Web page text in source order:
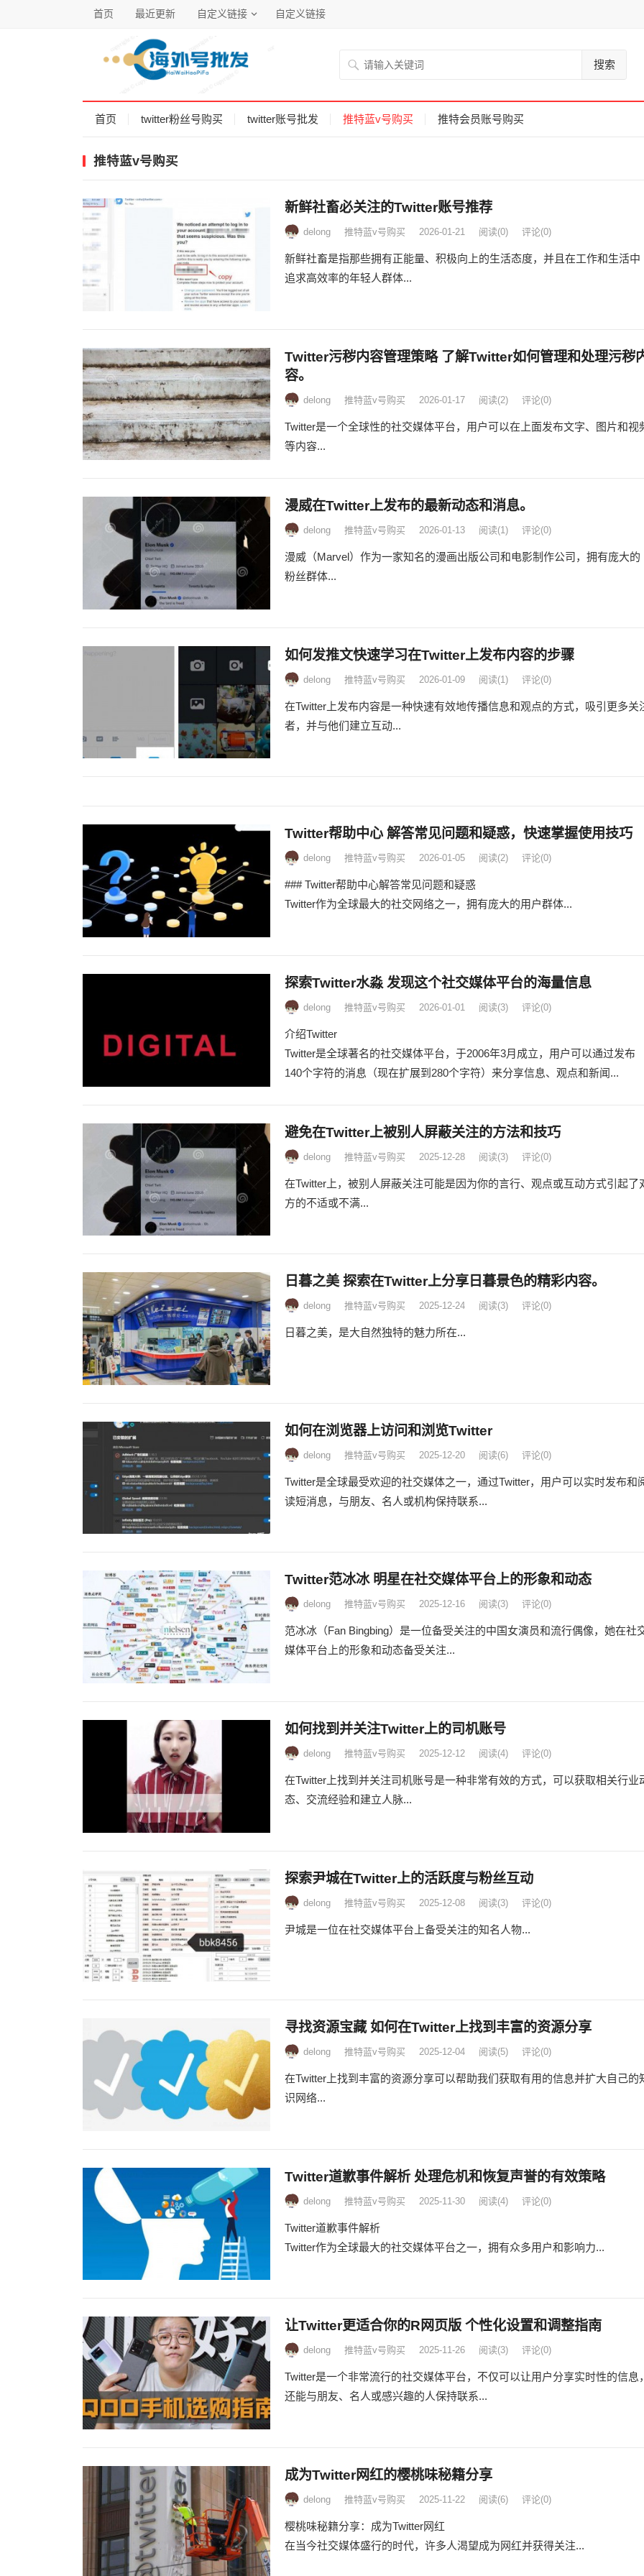
首页 最近更新 自定义链接 自定义链接
搜索
首页 twitter粉丝号购买 twitter账号批发 推特蓝v号购买 推特会员账号购买
推特蓝v号购买
新鲜社畜必关注的Twitter账号推荐
delong 推特蓝v号购买 2026-01-21 阅读(0) 评论(0)
新鲜社畜是指那些拥有正能量、积极向上的生活态度，并且在工作和生活中
追求高效率的年轻人群体...
Twitter污秽内容管理策略 了解Twitter如何管理和处理污秽
容。
delong 推特蓝v号购买 2026-01-17 阅读(2) 评论(0)
Twitter是一个全球性的社交媒体平台，用户可以在上面发布文字、图片和视
等内容...
漫威在Twitter上发布的最新动态和消息。
delong 推特蓝v号购买 2026-01-13 阅读(1) 评论(0)
漫威（Marvel）作为一家知名的漫画出版公司和电影制作公司，拥有庞大的
粉丝群体...
如何发推文快速学习在Twitter上发布内容的步骤
delong 推特蓝v号购买 2026-01-09 阅读(1) 评论(0)
在Twitter上发布内容是一种快速有效地传播信息和观点的方式，吸引更多关
者，并与他们建立互动...
Twitter帮助中心 解答常见问题和疑惑，快速掌握使用技巧
delong 推特蓝v号购买 2026-01-05 阅读(2) 评论(0)
### Twitter帮助中心解答常见问题和疑惑
Twitter作为全球最大的社交网络之一，拥有庞大的用户群体...
探索Twitter水淼 发现这个社交媒体平台的海量信息
delong 推特蓝v号购买 2026-01-01 阅读(3) 评论(0)
介绍Twitter
Twitter是全球著名的社交媒体平台，于2006年3月成立，用户可以通过发布
140个字符的消息（现在扩展到280个字符）来分享信息、观点和新闻...
避免在Twitter上被别人屏蔽关注的方法和技巧
delong 推特蓝v号购买 2025-12-28 阅读(3) 评论(0)
在Twitter上，被别人屏蔽关注可能是因为你的言行、观点或互动方式引起了
方的不适或不满...
日暮之美 探索在Twitter上分享日暮景色的精彩内容。
delong 推特蓝v号购买 2025-12-24 阅读(3) 评论(0)
日暮之美，是大自然独特的魅力所在...
如何在浏览器上访问和浏览Twitter
delong 推特蓝v号购买 2025-12-20 阅读(6) 评论(0)
Twitter是全球最受欢迎的社交媒体之一，通过Twitter，用户可以实时发布和
读短消息，与朋友、名人或机构保持联系...
Twitter范冰冰 明星在社交媒体平台上的形象和动态
delong 推特蓝v号购买 2025-12-16 阅读(3) 评论(0)
范冰冰（Fan Bingbing）是一位备受关注的中国女演员和流行偶像，她在社
媒体平台上的形象和动态备受关注...
如何找到并关注Twitter上的司机账号
delong 推特蓝v号购买 2025-12-12 阅读(4) 评论(0)
在Twitter上找到并关注司机账号是一种非常有效的方式，可以获取相关行业
态、交流经验和建立人脉...
探索尹城在Twitter上的活跃度与粉丝互动
delong 推特蓝v号购买 2025-12-08 阅读(3) 评论(0)
尹城是一位在社交媒体平台上备受关注的知名人物...
寻找资源宝藏 如何在Twitter上找到丰富的资源分享
delong 推特蓝v号购买 2025-12-04 阅读(5) 评论(0)
在Twitter上找到丰富的资源分享可以帮助我们获取有用的信息并扩大自己的
识网络...
Twitter道歉事件解析 处理危机和恢复声誉的有效策略
delong 推特蓝v号购买 2025-11-30 阅读(4) 评论(0)
Twitter道歉事件解析
Twitter作为全球最大的社交媒体平台之一，拥有众多用户和影响力...
让Twitter更适合你的R网页版 个性化设置和调整指南
delong 推特蓝v号购买 2025-11-26 阅读(3) 评论(0)
Twitter是一个非常流行的社交媒体平台，不仅可以让用户分享实时性的信息
还能与朋友、名人或感兴趣的人保持联系...
成为Twitter网红的樱桃味秘籍分享
delong 推特蓝v号购买 2025-11-22 阅读(6) 评论(0)
樱桃味秘籍分享：成为Twitter网红
在当今社交媒体盛行的时代，许多人渴望成为网红并获得关注...